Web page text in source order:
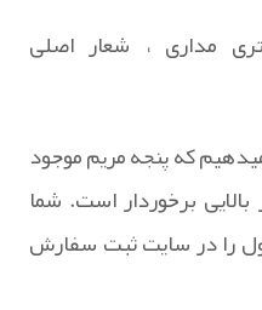
مداری ، شعار اصلی
که پنجه مریم موجود
برخوردار است. شما
را در سایت ثبت سفارش